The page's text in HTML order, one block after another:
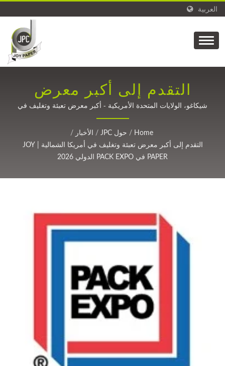
العربية
التقدم إلى أكبر معرض
تعبئة وتغليف في أمريكا
PACK EXPO الدولي 2026
بطانات الإطلاق المستدامة
وحلول الطلاء
شيكاغو، الولايات المتحدة الأمريكية - أكبر معرض تعبئة وتغليف في
أمريكا الشمالية | تقنية الطلاء الدقيقة لألياف الكربون، التعبئة،
الملصقات، الطبية، وأشرطة اللصق منذ عام 1988.
Home
/ حول JPC / الأخبار
/
التقدم إلى أكبر معرض تعبئة وتغليف في أمريكا الشمالية | JOY
PAPER في PACK EXPO الدولي 2026